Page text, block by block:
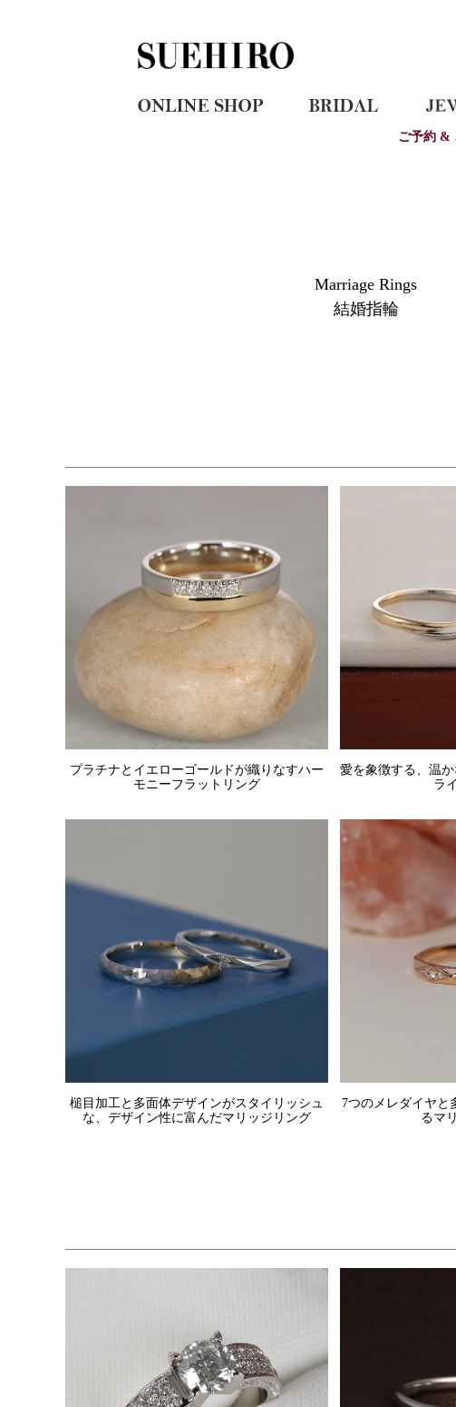
ご予約 &
Marriage Rings
結婚指輪
プラチナとイエローゴールドが織りなすハー
モニーフラットリング
愛を象徴する、温
ラ
槌目加工と多面体デザインがスタイリッシュ
な、デザイン性に富んだマリッジリング
7つのメレダイヤと
るマ